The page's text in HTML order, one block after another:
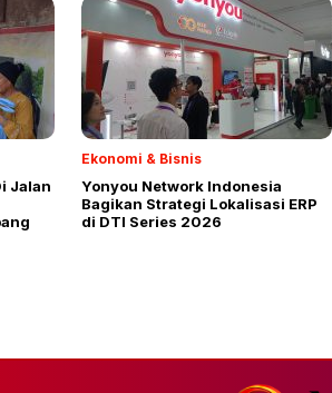
Jalan
Ekonomi & Bisnis
Yonyou Network Indonesia
Bagikan Strategi Lokalisasi ERP
di DTI Series 2026